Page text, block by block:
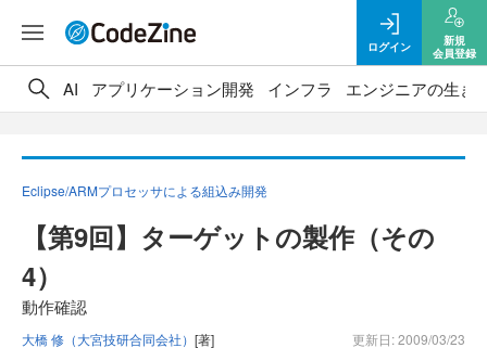
ログイン
新規
会員登録
AI アプリケーション開発 インフラ エンジニアの生き
Eclipse/ARMプロセッサによる組込み開発
【第9回】ターゲットの製作（その
4）
動作確認
大橋 修（大宮技研合同会社） [著]
更新日: 2009/03/23